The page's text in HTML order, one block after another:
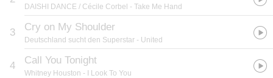
DAISHI DANCE / Cécile Corbel - Take Me Hand
3 Cry on My Shoulder
Deutschland sucht den Superstar - United
4 Call You Tonight
Whitney Houston - I Look To You